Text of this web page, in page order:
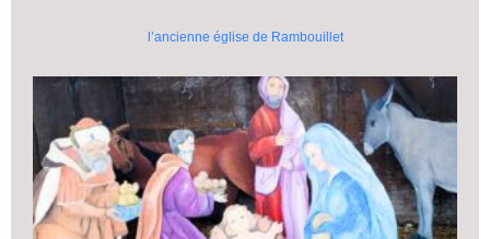
l’ancienne église de Rambouillet